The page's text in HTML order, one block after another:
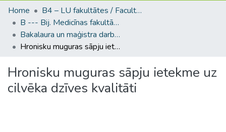
Home
B4 – LU fakultātes / Faculties of the UL
B --- Bij. Medicīnas fakultātes studentu noslēguma darbi / Faculty of Medicine - Graduate works
Bakalaura un maģistra darbi (MF) / Bachelor's and Master's theses
Hronisku muguras sāpju ietekme uz cilvēka dzīves kvalitāti
Hronisku muguras sāpju ietekme uz
cilvēka dzīves kvalitāti